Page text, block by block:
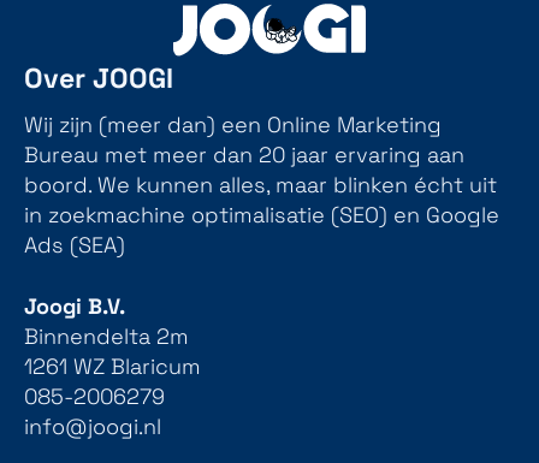
Over JOOGI
Wij zijn (meer dan) een Online Marketing
Bureau met meer dan 20 jaar ervaring aan
boord. We kunnen alles, maar blinken écht uit
in zoekmachine optimalisatie (SEO) en Google
Ads (SEA)
Joogi B.V.
Binnendelta 2m
1261 WZ Blaricum
085-2006279
info@joogi.nl